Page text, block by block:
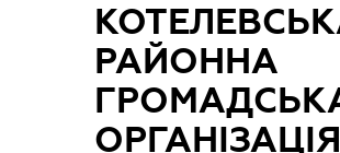
РАЙОННА
ОРГАНІЗАЦІЯ